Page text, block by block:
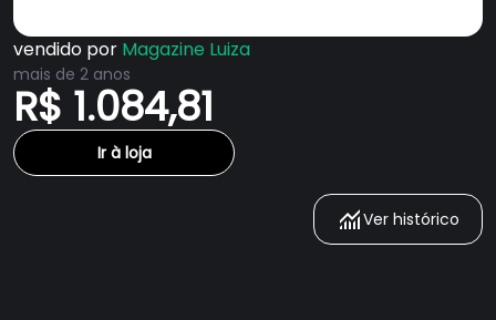
vendido por Magazine Luiza
mais de 2 anos
R$ 1.084,81
Ir à loja
Ver histórico